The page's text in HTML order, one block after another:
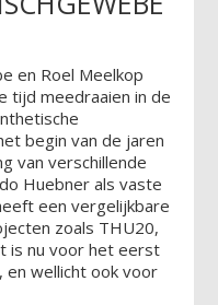
en Roel Meelkop
tijd meedraaien in de
begin van de jaren
van verschillende
Huebner als vaste
een vergelijkbare
zoals THU20,
is nu voor het eerst
en wellicht ook voor